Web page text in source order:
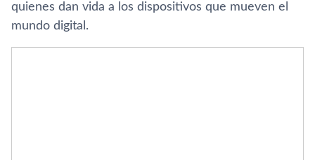
quienes dan vida a los dispositivos que mueven el
mundo digital.